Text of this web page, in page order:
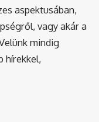
aspektusában,
vagy akár a
mindig
hírekkel,